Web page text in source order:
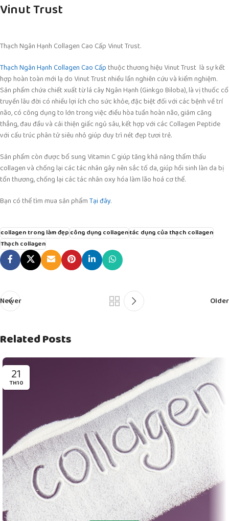
Vinut Trust
Thạch Ngân Hạnh Collagen Cao Cấp Vinut Trust.
Thạch Ngân Hạnh Collagen Cao Cấpthuộc thương hiệu Vinut Trust là sự kết
hợp hoàn toàn mới lạ do Vinut Trust nhiều lần nghiên cứu và kiểm nghiệm.
Sản phẩm chứa chiết xuất từ lá cây Ngân Hạnh (Ginkgo Biloba), là vị thuốc cổ
truyền lâu đời có nhiều lợi ích cho sức khỏe, đặc biệt đối với các bệnh về trí
não, có công dụng to lớn trong việc điều hòa tuần hoàn não, giảm căng
thẳng, đau đầu và cải thiện giấc ngủ sâu, kết hợp với các Collagen Peptide
với cấu trúc phân tử siêu nhỏ giúp duy trì nét đẹp tươi trẻ.
Sản phẩm còn được bổ sung Vitamin C giúp tăng khả năng thẩm thấu
collagen và chống lại các tác nhân gây nên sắc tố da, giúp hồi sinh làn da bị
tổn thương, chống lại các tác nhân oxy hóa làm lão hoá cơ thể.
Bạn có thể tìm mua sản phẩmTại đây.
collagen trong làm đẹpcông dụng collagentác dụng của thạch collagen
Thạch collagen
Newer Older
Related Posts
21
TH10